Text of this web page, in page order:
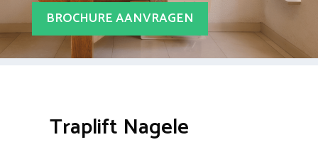
BROCHURE AANVRAGEN
Traplift Nagele